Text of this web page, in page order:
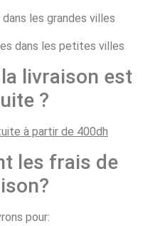
les grandes villes
dans les petites villes
livraison est
?
à partir de 400dh
les frais de
pour: